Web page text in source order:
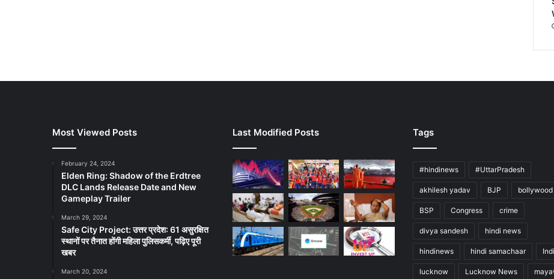
Most Viewed Posts
February 24, 2024
Elden Ring: Shadow of the Erdtree
DLC Lands Release Date and New
Gameplay Trailer
March 29, 2024
Safe City Project: उत्तर प्रदेश: 61 असुरक्षित
स्थानों पर तैनात होंगी महिला पुलिसकर्मी, पढ़िए पूरी
खबर
March 20, 2024
Last Modified Posts Tags
#hindinews #UttarPradesh
akhilesh yadav BJP bollywood
BSP Congress crime
divya sandesh hindi news
hindinews hindi samachaar
lucknow Lucknow News